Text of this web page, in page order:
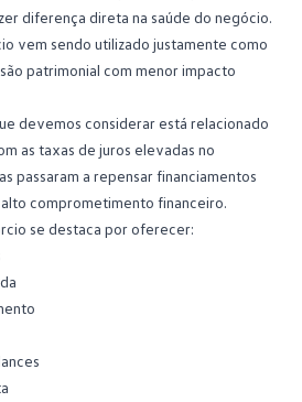
diferença direta na saúde do negócio.
vem sendo utilizado justamente como
patrimonial com menor impacto
devemos considerar está relacionado
as taxas de juros elevadas no
passaram a repensar financiamentos
comprometimento financeiro.
se destaca por oferecer: